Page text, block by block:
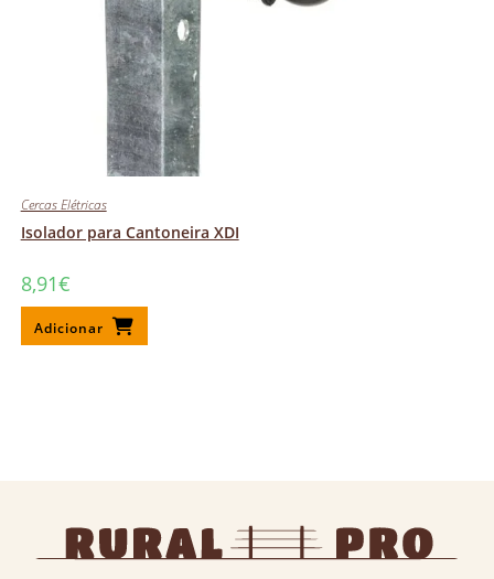
Cercas Elétricas
Isolador para Cantoneira XDI
8,91€
Adicionar